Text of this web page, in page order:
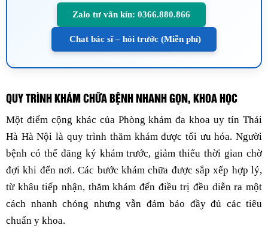
Zalo tư vấn kín: 0366.880.866
Chat bác sĩ – hỏi trước (Miễn phí)
QUY TRÌNH KHÁM CHỮA BỆNH NHANH GỌN, KHOA HỌC
Một điểm cộng khác của Phòng khám đa khoa uy tín Thái
Hà Hà Nội là quy trình thăm khám được tối ưu hóa. Người
bệnh có thể đăng ký khám trước, giảm thiểu thời gian chờ
đợi khi đến nơi. Các bước khám chữa được sắp xếp hợp lý,
từ khâu tiếp nhận, thăm khám đến điều trị đều diễn ra một
cách nhanh chóng nhưng vẫn đảm bảo đầy đủ các tiêu
chuẩn y khoa.